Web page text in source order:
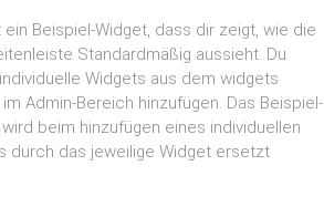
ein Beispiel-Widget, dass dir zeigt, wie die
Standardmäßig aussieht. Du
Widgets aus dem widgets
Admin-Bereich hinzufügen. Das Beispiel-
beim hinzufügen eines individuellen
durch das jeweilige Widget ersetzt